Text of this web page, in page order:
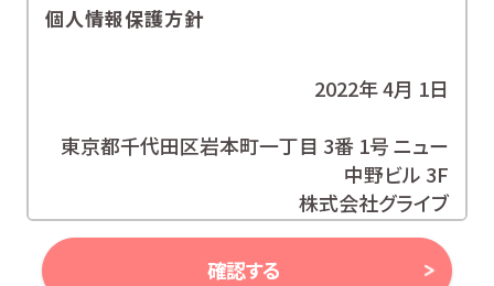
個人情報保護方針
2022年 4月 1日
東京都千代田区岩本町一丁目 3番 1号 ニュー
中野ビル 3F
株式会社グライブ
代表取締役 安田 潔
確認する